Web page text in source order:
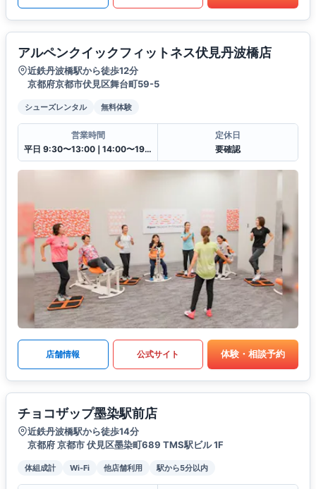
アルペンクイックフィットネス伏見丹波橋店
近鉄丹波橋駅から徒歩12分
京都府京都市伏見区舞台町59-5
シューズレンタル 無料体験
営業時間
平日 9:30〜13:00❘14:00〜19:30土日祝 9:30〜13:00❘14:00〜18:00
定休日
要確認
店舗情報 公式サイト 体験・相談予約
チョコザップ墨染駅前店
近鉄丹波橋駅から徒歩14分
京都府 京都市 伏見区墨染町689 TMS駅ビル 1F
体組成計 Wi-Fi 他店舗利用 駅から5分以内